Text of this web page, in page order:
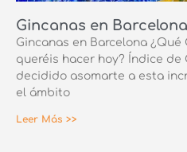
Gincanas en Barcelona
Gincanas en Barcelona ¿Qué
queréis hacer hoy? Índice de
decidido asomarte a esta
el ámbito
Leer Más >>